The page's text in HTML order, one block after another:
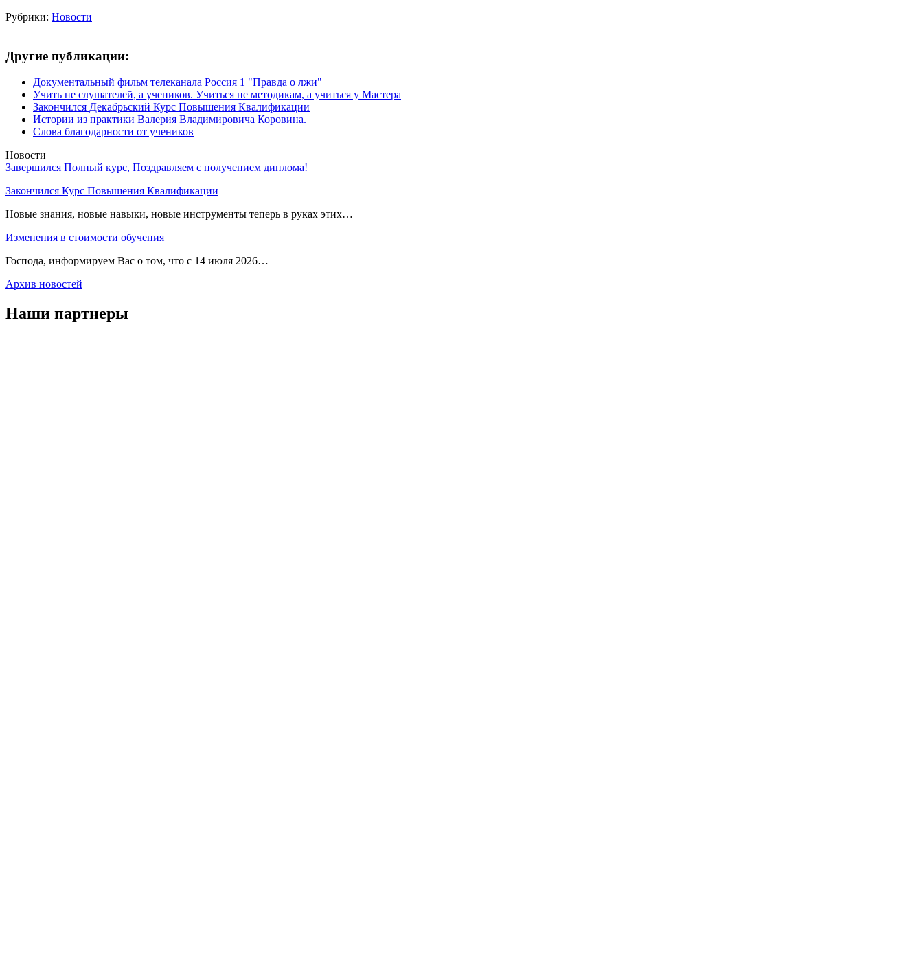
Рубрики: Новости
Другие публикации:
Документальный фильм телеканала Россия 1 "Правда о лжи"
Учить не слушателей, а учеников. Учиться не методикам, а учиться у Мастера
Закончился Декабрьский Курс Повышения Квалификации
Истории из практики Валерия Владимировича Коровина.
Слова благодарности от учеников
Новости
Завершился Полный курс, Поздравляем с получением диплома!
Закончился Курс Повышения Квалификации
Новые знания, новые навыки, новые инструменты теперь в руках этих…
Изменения в стоимости обучения
Господа, информируем Вас о том, что с 14 июля 2026…
Архив новостей
Наши партнеры